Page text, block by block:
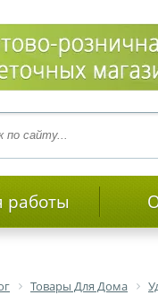
работы
Товары Для Дома